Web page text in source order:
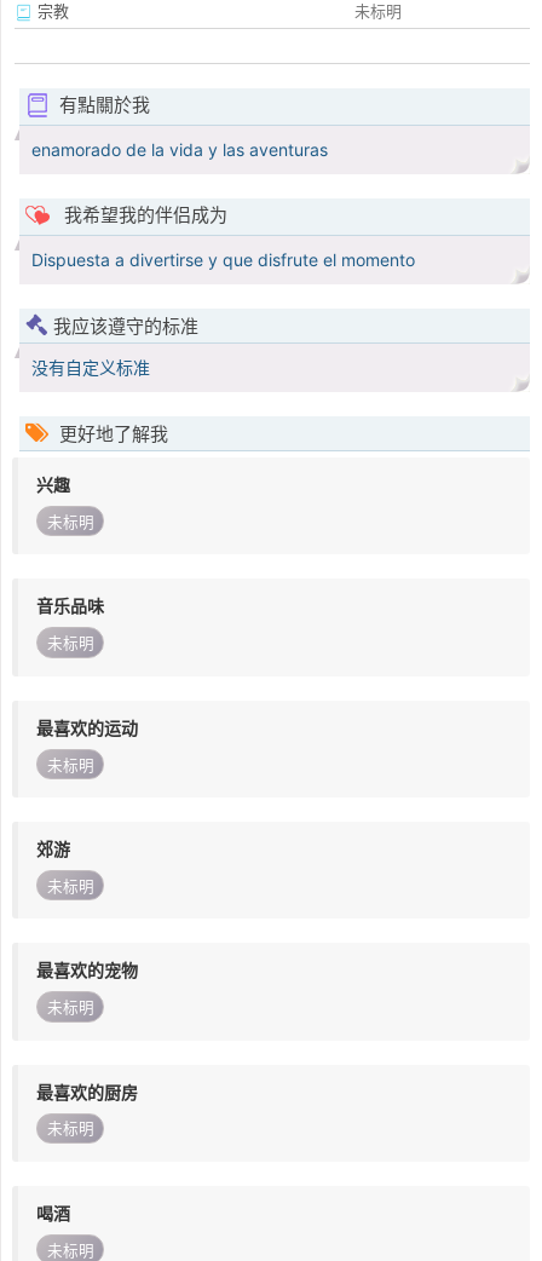
宗教
未标明
有點關於我
enamorado de la vida y las aventuras
我希望我的伴侣成为
Dispuesta a divertirse y que disfrute el momento
我应该遵守的标准
没有自定义标准
更好地了解我
兴趣
未标明
音乐品味
未标明
最喜欢的运动
未标明
郊游
未标明
最喜欢的宠物
未标明
最喜欢的厨房
未标明
喝酒
未标明